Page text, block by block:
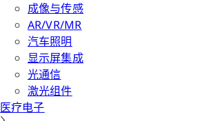
成像与传感
AR/VR/MR
汽车照明
显示屏集成
光通信
激光组件
医疗电子